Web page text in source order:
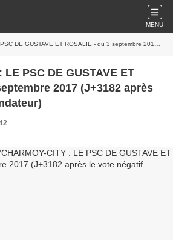
MENU
ET ROSALIE - du 3 septembre 2017 (J+3182 après le vote négatif fondateur)
LE PSC DE GUSTAVE ET
2017 (J+3182 après